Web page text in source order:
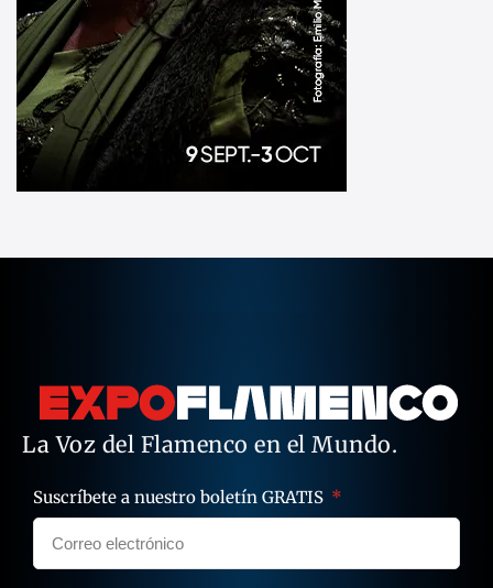
La Voz del Flamenco en el Mundo.
Suscríbete a nuestro boletín GRATIS